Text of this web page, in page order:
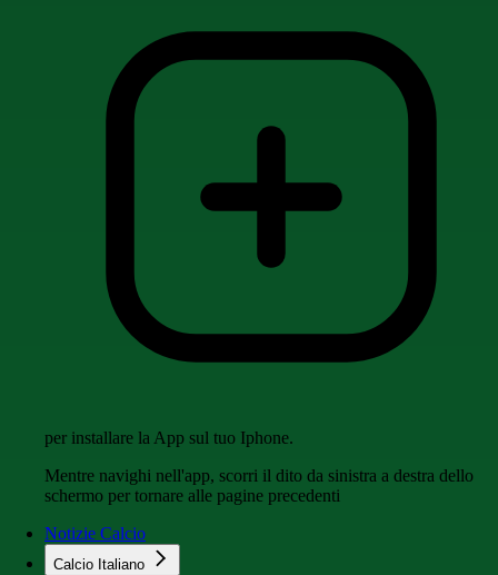
per installare la App sul tuo Iphone.
Mentre navighi nell'app, scorri il dito da sinistra a destra dello
schermo per tornare alle pagine precedenti
Notizie Calcio
Calcio Italiano